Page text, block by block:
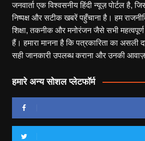
जनवार्ता एक विश्वसनीय हिंदी न्यूज़ पोर्टल है,
निष्पक्ष और सटीक खबरें पहुँचाना है। हम
शिक्षा, तकनीक और मनोरंजन जैसे सभी
हैं। हमारा मानना है कि पत्रकारिता का असली
सही जानकारी उपलब्ध कराना और उनकी
हमारे अन्य सोशल प्लेटफॉर्म